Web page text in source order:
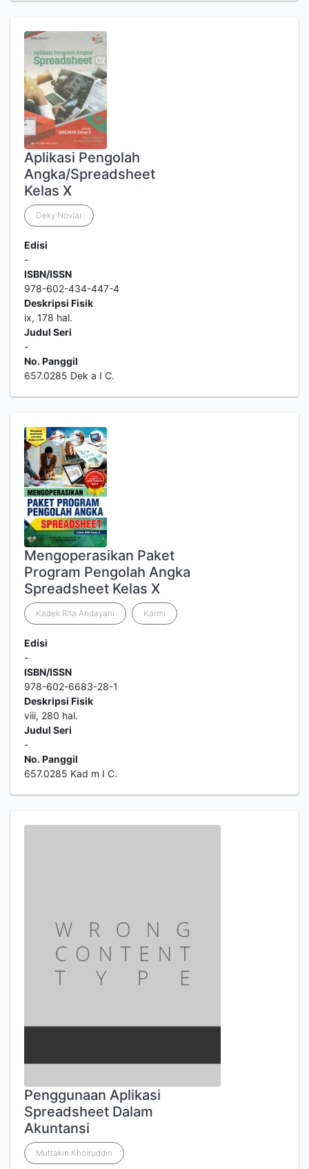
Aplikasi Pengolah
Angka/Spreadsheet
Kelas X
Deky Noviar
Edisi
-
ISBN/ISSN
978-602-434-447-4
Deskripsi Fisik
ix, 178 hal.
Judul Seri
-
No. Panggil
657.0285 Dek a I C.
Mengoperasikan Paket
Program Pengolah Angka
Spreadsheet Kelas X
Kadek Rita Andayani Karmi
Edisi
-
ISBN/ISSN
978-602-6683-28-1
Deskripsi Fisik
viii, 280 hal.
Judul Seri
-
No. Panggil
657.0285 Kad m I C.
Penggunaan Aplikasi
Spreadsheet Dalam
Akuntansi
Muttakin Khoiruddin